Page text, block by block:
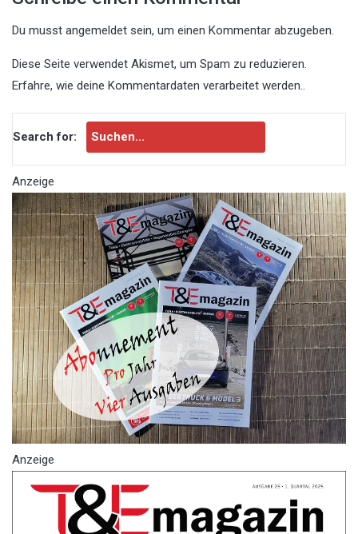
Du musst angemeldet sein, um einen Kommentar abzugeben.
Diese Seite verwendet Akismet, um Spam zu reduzieren.
Erfahre, wie deine Kommentardaten verarbeitet werden.
Search for:
Anzeige
Anzeige